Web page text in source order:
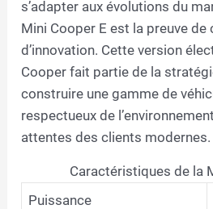
s’adapter aux évolutions du
Mini Cooper E est la preuve
d’innovation. Cette version
Cooper fait partie de la
construire une gamme de
respectueux de
attentes des clients modernes.
Caractéristiques de la
Puissance